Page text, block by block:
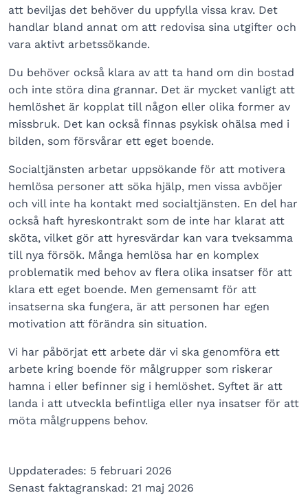
att beviljas det behöver du uppfylla vissa krav. Det
handlar bland annat om att redovisa sina utgifter och
vara aktivt arbetssökande.
Du behöver också klara av att ta hand om din bostad
och inte störa dina grannar. Det är mycket vanligt att
hemlöshet är kopplat till någon eller olika former av
missbruk. Det kan också finnas psykisk ohälsa med i
bilden, som försvårar ett eget boende.
Socialtjänsten arbetar uppsökande för att motivera
hemlösa personer att söka hjälp, men vissa avböjer
och vill inte ha kontakt med socialtjänsten. En del har
också haft hyreskontrakt som de inte har klarat att
sköta, vilket gör att hyresvärdar kan vara tveksamma
till nya försök. Många hemlösa har en komplex
problematik med behov av flera olika insatser för att
klara ett eget boende. Men gemensamt för att
insatserna ska fungera, är att personen har egen
motivation att förändra sin situation.
Vi har påbörjat ett arbete där vi ska genomföra ett
arbete kring boende för målgrupper som riskerar
hamna i eller befinner sig i hemlöshet. Syftet är att
landa i att utveckla befintliga eller nya insatser för att
möta målgruppens behov.
Uppdaterades: 5 februari 2026
Senast faktagranskad: 21 maj 2026